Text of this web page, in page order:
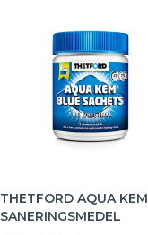
THETFORD AQUA KEM
SANERINGSMEDEL